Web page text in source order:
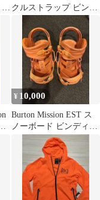
ボ クルストラップ ビンデ
¥ 10,000
Burton Mission EST ス
ノーボード ビンディン
グ オレンジ